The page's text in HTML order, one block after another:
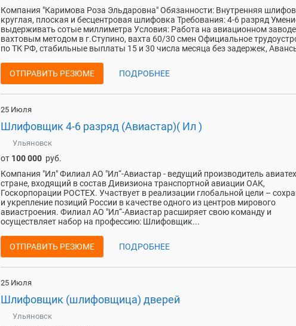
Компания "Каримова Роза Эльдаровна" Обязанности: Внутренняя
круглая, плоская и бесцентровая шлифовка Требования: 4-6 разряд
выдерживать сотые миллиметра Условия: Работа на авиационном заводе
вахтовым методом в г.Ступино, вахта 60/30 смен Официальное
по ТК РФ, стабильные выплаты 15 и 30 числа месяца без задержек,
ОТПРАВИТЬ РЕЗЮМЕ ПОДРОБНЕЕ
25 Июля
Шлифовщик 4-6 разряд (Авиастар)( Ил )
Ульяновск
от 100 000 руб.
Компания "Ил" Филиал АО "Ил“-Авиастар - ведущий производитель
стране, входящий в состав Дивизиона транспортной авиации ОАК,
Госкорпорации РОСТЕХ. Участвует в реализации глобальной цели –
и укрепление позиций России в качестве одного из центров мирового
авиастроения. Филиал АО "Ил“-Авиастар расширяет свою команду и
осуществляет набор на профессию: Шлифовщик...
ОТПРАВИТЬ РЕЗЮМЕ ПОДРОБНЕЕ
25 Июля
Шлифовщик (шлифовщица) дверей
Ульяновск